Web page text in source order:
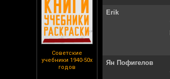
Советские
учебники 1940-50х
годов
Erik
Ян Пофигелов